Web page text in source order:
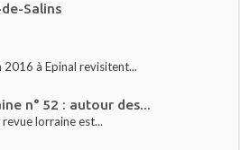
Salins
2016 à Epinal revisitent...
n° 52 : autour des...
lorraine est...